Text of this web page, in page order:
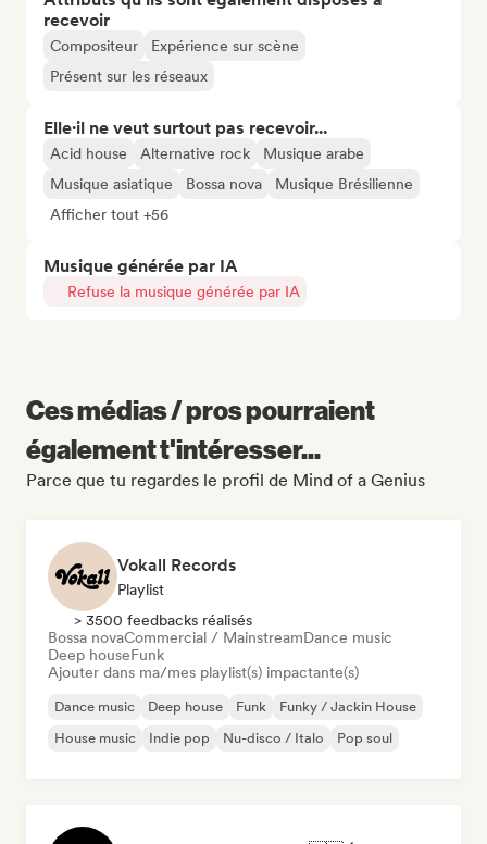
recevoir
Compositeur
Expérience sur scène
Présent sur les réseaux
Elle·il ne veut surtout pas recevoir...
Acid house Alternative rock
Musique arabe
Musique asiatique
Bossa nova
Musique Brésilienne
Afficher tout +56
Musique générée par IA
Refuse la musique générée par IA
Ces médias / pros pourraient
également t'intéresser...
Parce que tu regardes le profil de Mind of a Genius
Vokall Records
Playlist
> 3500 feedbacks réalisés
Bossa novaCommercial / MainstreamDance music
Deep houseFunk
Ajouter dans ma/mes playlist(s) impactante(s)
Dance music Deep house Funk
Funky / Jackin House
House music
Indie pop Nu-disco / Italo Pop soul